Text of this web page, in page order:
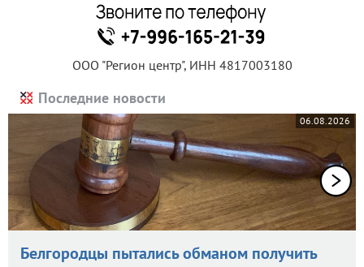
ООО "Регион центр", ИНН 4817003180
Последние новости
06.08.2026
Белгородцы пытались обманом получить